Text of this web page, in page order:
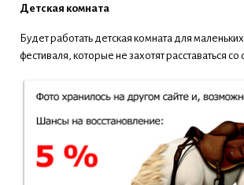
Детская комната
Будет работать детская комната для
фестиваля, которые не захотят расставаться